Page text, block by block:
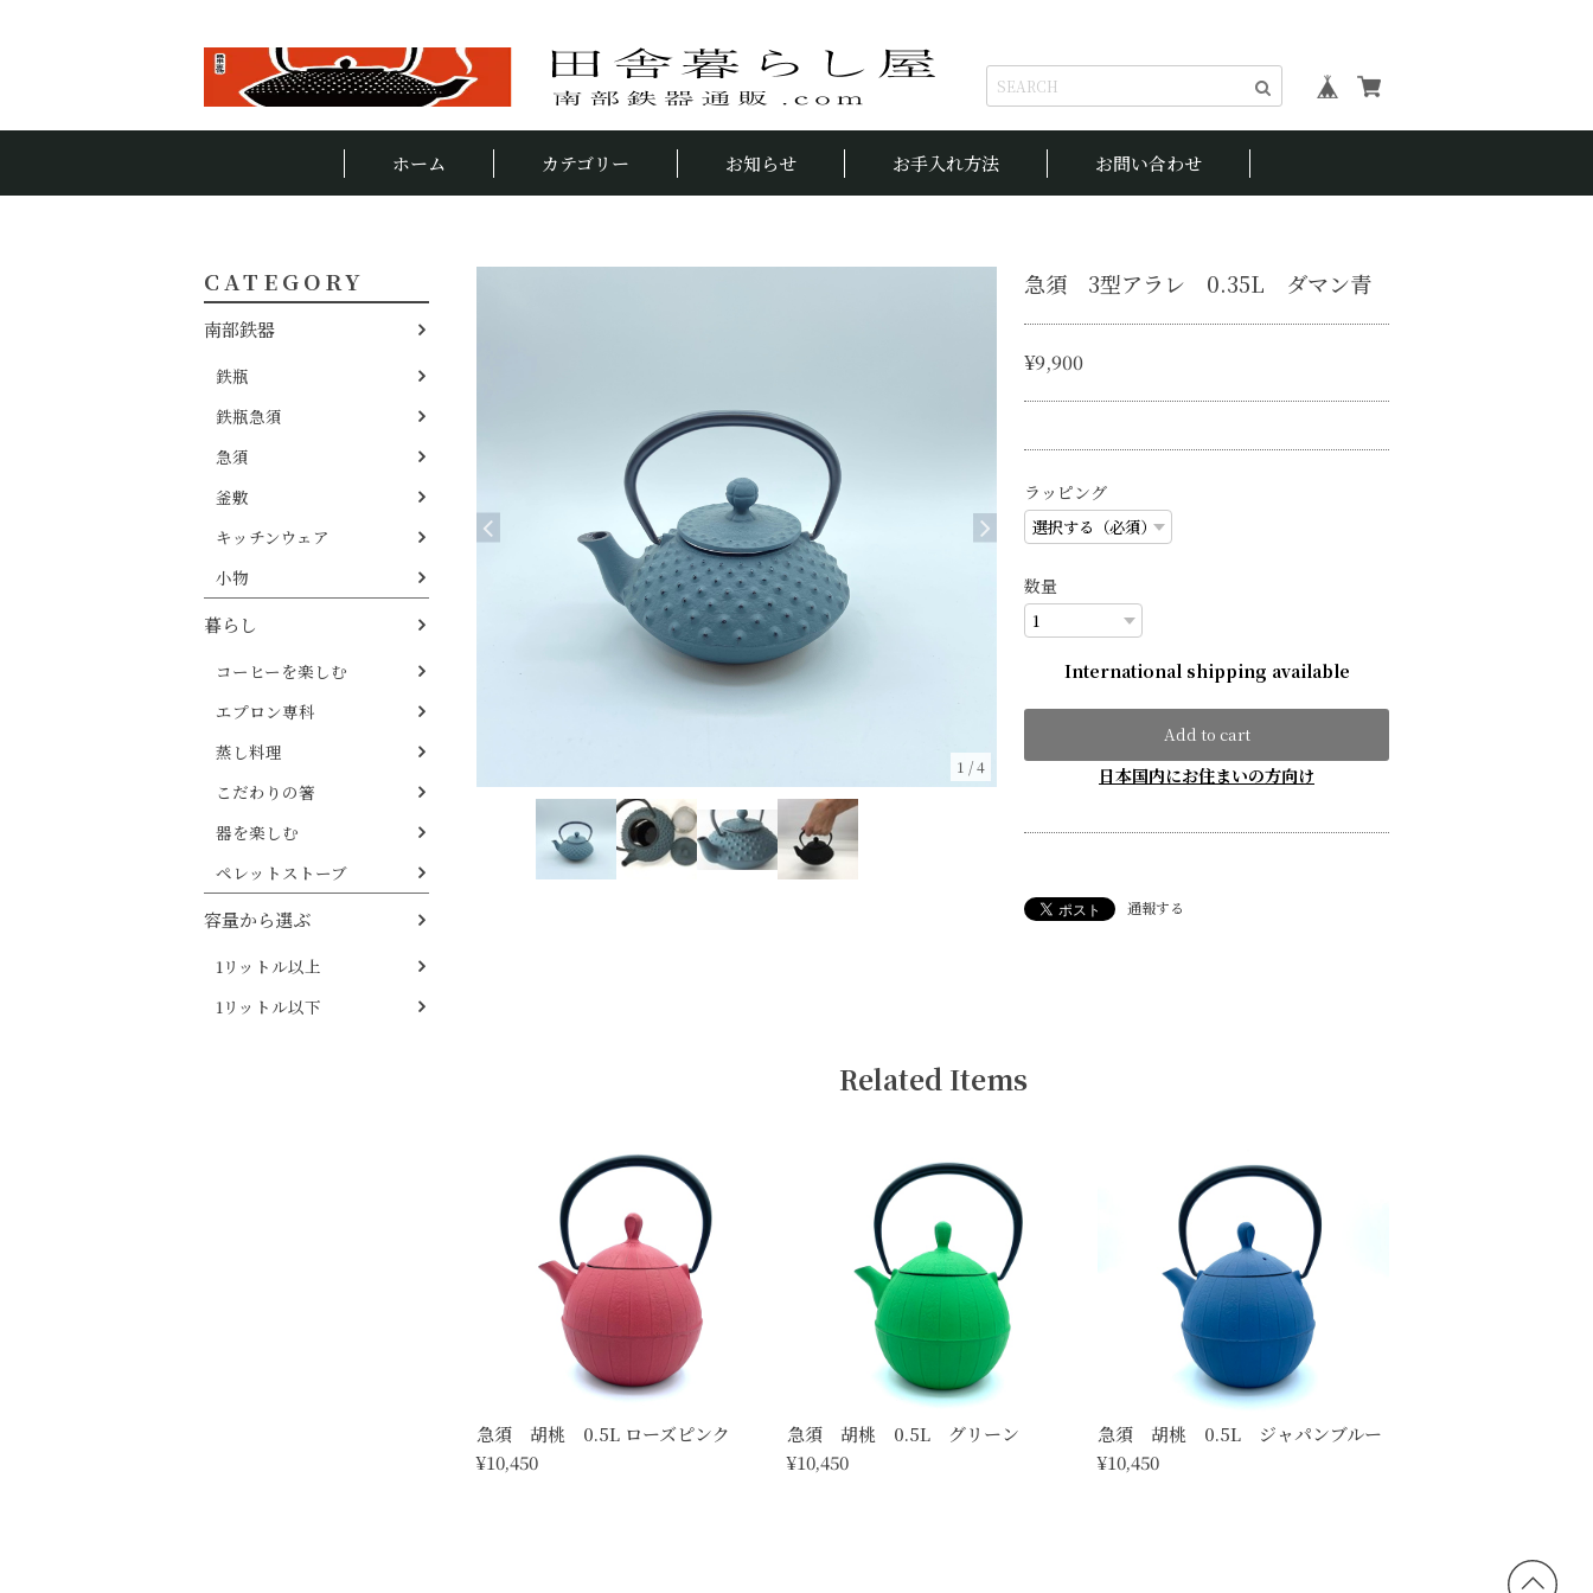
ホーム カテゴリー お知らせ お手入れ方法 お問い合わせ
CATEGORY
南部鉄器
鉄瓶
鉄瓶急須
急須
釜敷
キッチンウェア
小物
暮らし
コーヒーを楽しむ
エプロン専科
蒸し料理
こだわりの箸
器を楽しむ
ペレットストーブ
容量から選ぶ
1リットル以上
1リットル以下
1 /4
急須 3型アラレ 0.35L ダマン青
¥9,900
ラッピング
数量
International shipping available
Add to cart
日本国内にお住まいの方向け
通報する
Related Items
急須 胡桃 0.5L ローズピンク
¥10,450
急須 胡桃 0.5L グリーン
¥10,450
急須 胡桃 0.5L ジャパンブルー
¥10,450